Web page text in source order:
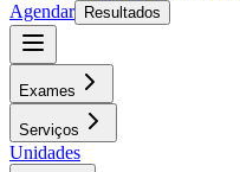
Agendar
Resultados
Exames
Serviços
Unidades